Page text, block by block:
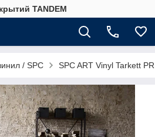
TANDEM
/ SPC SPC ART Vinyl Tarkett